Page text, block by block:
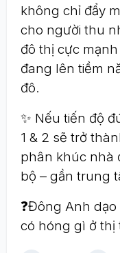
không chỉ đẩy
cho người thu
đô thị cực
đang lên tiềm
đô.
✨ Nếu tiến độ
1 & 2 sẽ trở
phân khúc nhà
bộ – gần trung
❓Đông Anh
có hóng gì ở thị